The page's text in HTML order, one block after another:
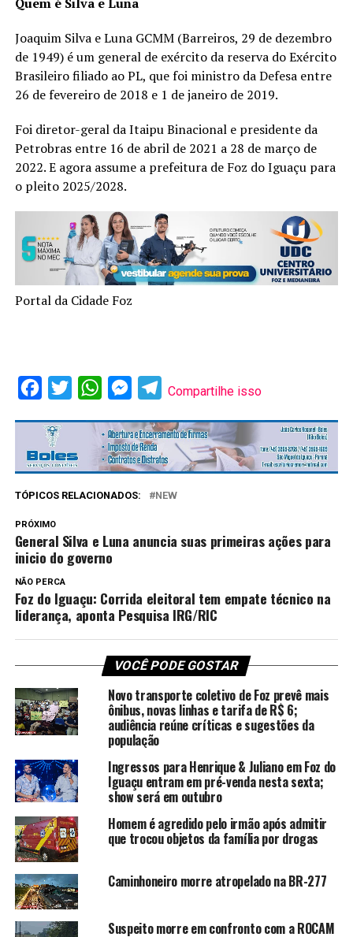
Joaquim Silva e Luna GCMM (Barreiros, 29 de dezembro
de 1949) é um general de exército da reserva do Exército
Brasileiro filiado ao PL, que foi ministro da Defesa entre
26 de fevereiro de 2018 e 1 de janeiro de 2019.
Foi diretor-geral da Itaipu Binacional e presidente da
Petrobras entre 16 de abril de 2021 a 28 de março de
2022. E agora assume a prefeitura de Foz do Iguaçu para
o pleito 2025/2028.
Portal da Cidade Foz
Facebook
Twitter WhatsAppMessenger
Telegram
Compartilhe isso
TÓPICOS RELACIONADOS: NEW
PRÓXIMO
General Silva e Luna anuncia suas primeiras ações para
inicio do governo
NÃO PERCA
Foz do Iguaçu: Corrida eleitoral tem empate técnico na
liderança, aponta Pesquisa IRG/RIC
VOCÊ PODE GOSTAR
Novo transporte coletivo de Foz prevê mais
ônibus, novas linhas e tarifa de R$ 6;
audiência reúne críticas e sugestões da
população
Ingressos para Henrique & Juliano em Foz do
Iguaçu entram em pré-venda nesta sexta;
show será em outubro
Homem é agredido pelo irmão após admitir
que trocou objetos da família por drogas
Caminhoneiro morre atropelado na BR-277
Suspeito morre em confronto com a ROCAM